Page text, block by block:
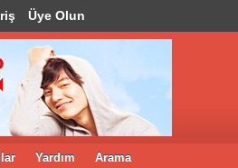
Üye Olun
Yardım Arama